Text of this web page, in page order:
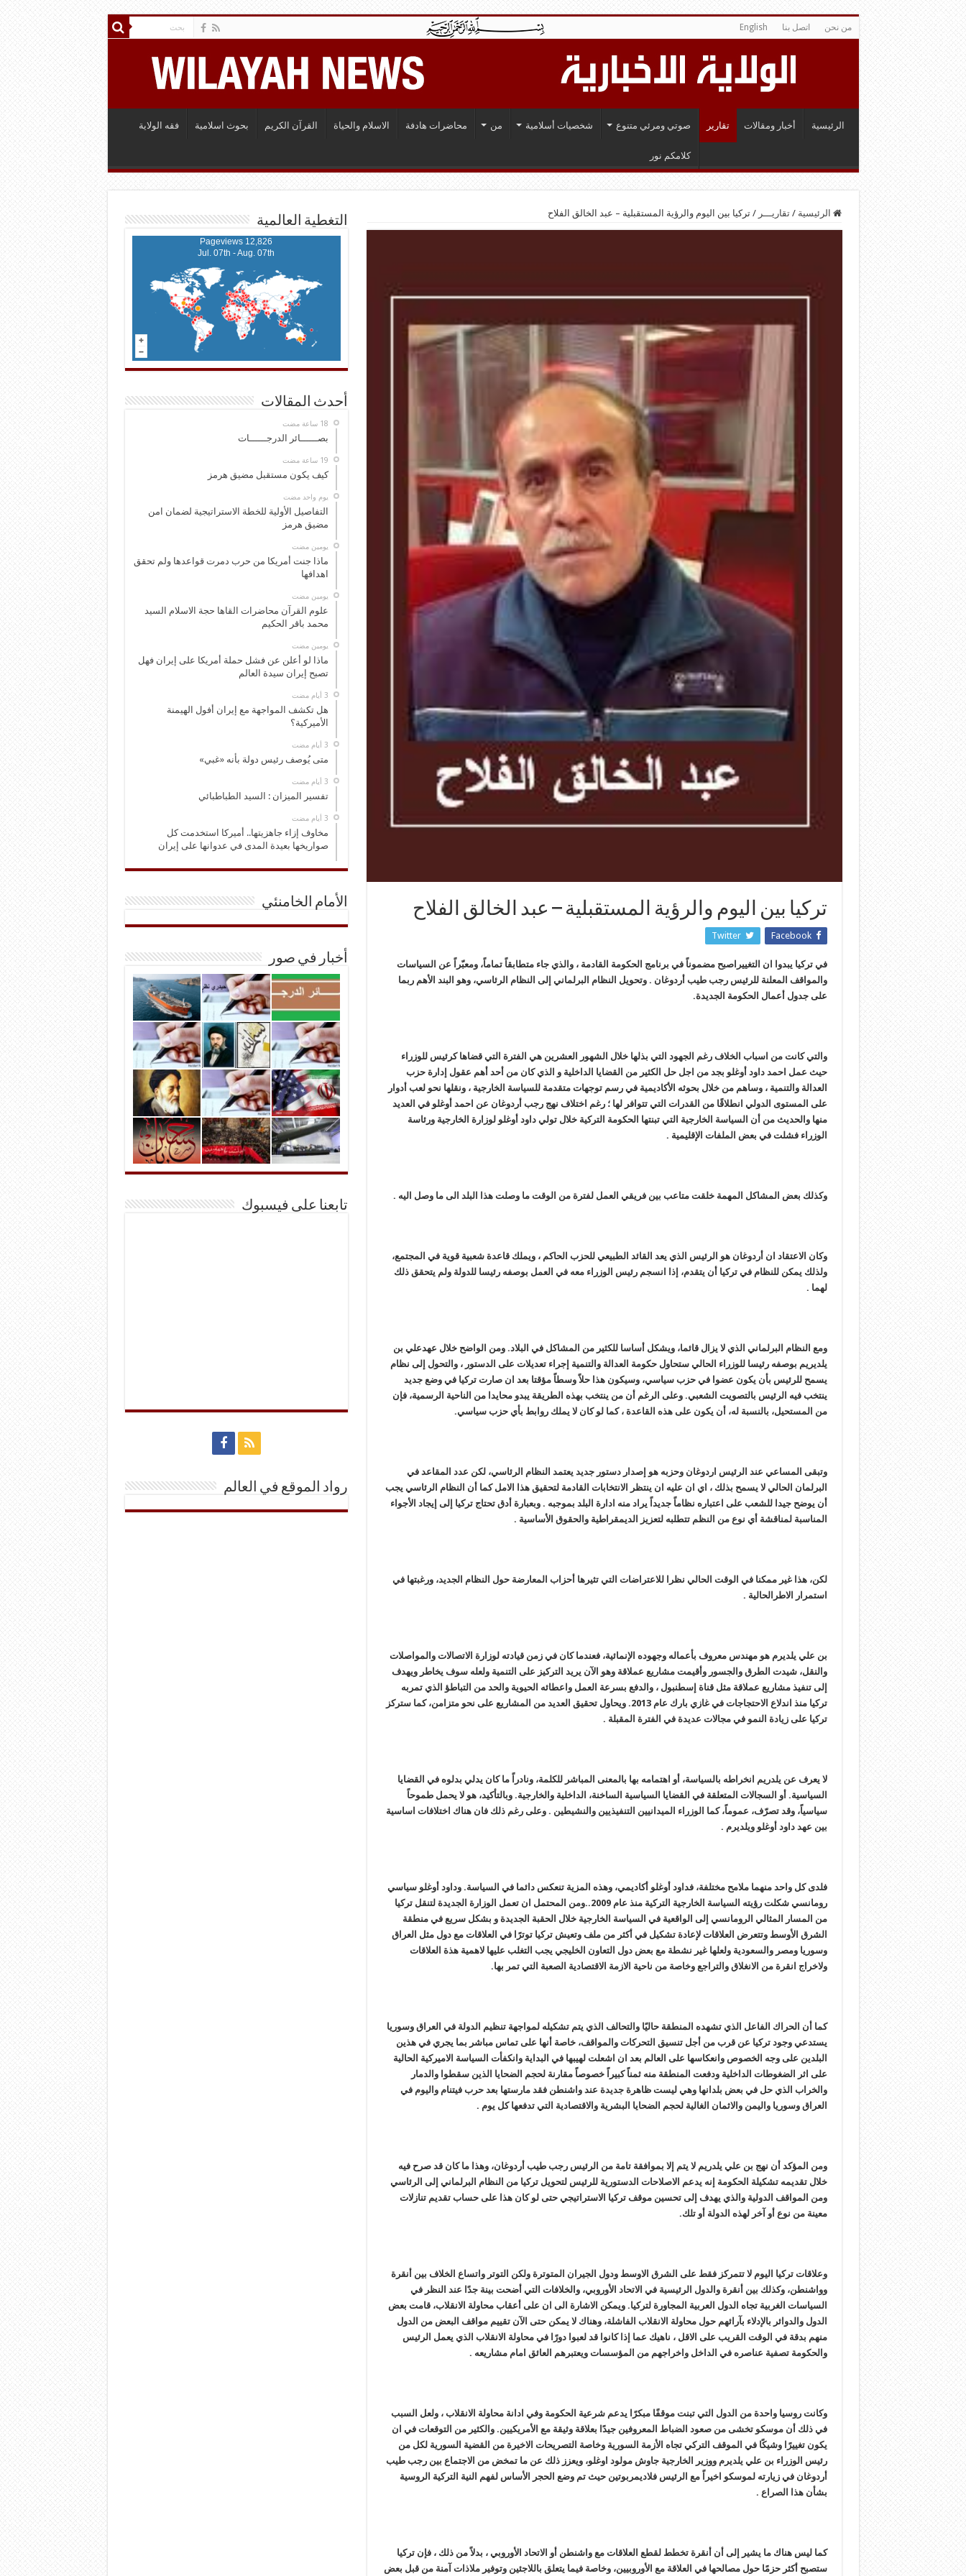
من نحن اتصل بنا English
الرئيسية أخبار ومقالات تقارير صوتي ومرئي متنوع شخصيات أسلامية من محاضرات هادفة الاسلام والحياة القرآن الكريم بحوث اسلامية فقه الولاية
كلامكم نور
الرئيسية / تقاريـــر / تركيا بين اليوم والرؤية المستقبلية – عبد الخالق الفلاح
تركيا بين اليوم والرؤية المستقبلية – عبد الخالق الفلاح
Facebook
Twitter
في تركيا يبدوا ان التغييراصبح مضموناً في برنامج الحكومة القادمة ، والذي جاء متطابقاً تماماً، ومعبّراً عن السياسات
والمواقف المعلنة للرئيس رجب طيب أردوغان . وتحويل النظام البرلماني إلى النظام الرئاسي، وهو البند الأهم ربما
على جدول أعمال الحكومة الجديدة.
والتي كانت من اسباب الخلاف رغم الجهود التي بذلها خلال الشهور العشرين هي الفترة التي قضاها كرئيس للوزراء
حيث عمل احمد داود أوغلو بجد من اجل حل الكثير من القضايا الداخلية و الذي كان من أحد أهم عقول إدارة حزب
العدالة والتنمية ، وساهم من خلال بحوثه الأكاديمية في رسم توجهات متقدمة للسياسة الخارجية ، ونقلها نحو لعب أدوار
على المستوى الدولي انطلاقًا من القدرات التي تتوافر لها ؛ رغم اختلاف نهج رجب أردوغان عن احمد أوغلو في العديد
منها والحديث من أن السياسة الخارجية التي تبنتها الحكومة التركية خلال تولي داود أوغلو لوزارة الخارجية ورئاسة
الوزراء فشلت في بعض الملفات الإقليمية .
وكذلك بعض المشاكل المهمة خلقت متاعب بين فريقي العمل لفترة من الوقت ما وصلت هذا البلد الى ما وصل اليه .
وكان الاعتقاد ان أردوغان هو الرئيس الذي يعد القائد الطبيعي للحزب الحاكم ، ويملك قاعدة شعبية قوية في المجتمع،
ولذلك يمكن للنظام في تركيا أن يتقدم، إذا انسجم رئيس الوزراء معه في العمل بوصفه رئيسا للدولة ولم يتحقق ذلك
لهما .
ومع النظام البرلماني الذي لا يزال قائما، ويشكل أساسا للكثير من المشاكل في البلاد. ومن الواضح خلال عهدعلي بن
يلديريم بوصفه رئيسا للوزراء الحالي ستحاول حكومة العدالة والتنمية إجراء تعديلات على الدستور ، والتحول إلى نظام
يسمح للرئيس بأن يكون عضوا في حزب سياسي، وسيكون هذا حلاً وسطاً مؤقتا بعد ان صارت تركيا في وضع جديد
ينتخب فيه الرئيس بالتصويت الشعبي. وعلى الرغم أن من ينتخب بهذه الطريقة يبدو محايدا من الناحية الرسمية، فإن
من المستحيل، بالنسبة له، أن يكون على هذه القاعدة ، كما لو كان لا يملك روابط بأي حزب سياسي.
وتبقى المساعي عند الرئيس اردوغان وحزبه هو إصدار دستور جديد يعتمد النظام الرئاسي، لكن عدد المقاعد في
البرلمان الحالي لا يسمح بذلك ، اي ان عليه ان ينتظر الانتخابات القادمة لتحقيق هذا الامل كما أن النظام الرئاسي يجب
أن يوضح جيدا للشعب على اعتباره نظاماً جديداً يراد منه ادارة البلد بموجبه . وبعبارة أدق تحتاج تركيا إلى إيجاد الأجواء
المناسبة لمناقشة أي نوع من النظم تتطلبه لتعزيز الديمقراطية والحقوق الأساسية .
لكن، هذا غير ممكنا في الوقت الحالي نظرا للاعتراضات التي تثيرها أحزاب المعارضة حول النظام الجديد، ورغبتها في
استمرار الاطرالحالية .
بن علي يلديرم هو مهندس معروف بأعماله وجهوده الإنمائية، فعندما كان في زمن قيادته لوزارة الاتصالات والمواصلات
والنقل، شيدت الطرق والجسور وأقيمت مشاريع عملاقة وهو الآن يريد التركيز على التنمية ولعله سوف يخاطر ويهدف
إلى تنفيذ مشاريع عملاقة مثل قناة إسطنبول ، والدفع بسرعة العمل واعطائه الحيوية والحد من التباطؤ الذي تمربه
تركيا منذ اندلاع الاحتجاجات في غازي بارك عام 2013. ويحاول تحقيق العديد من المشاريع على نحو متزامن، كما ستركز
تركيا على زيادة النمو في مجالات عديدة في الفترة المقبلة .
لا يعرف عن يلدريم انخراطه بالسياسة، أو اهتمامه بها بالمعنى المباشر للكلمة، ونادراً ما كان يدلي بدلوه في القضايا
السياسية. أو السجالات المتعلقة في القضايا السياسية الساخنة، الداخلية والخارجية. وبالتأكيد، هو لا يحمل طموحاً
سياسياً، وقد تصرّف، عموماً، كما الوزراء الميدانيين التنفيذيين والنشيطين . وعلى رغم ذلك فان هناك اختلافات اساسية
بين عهد داود أوغلو ويلديرم .
فلدى كل واحد منهما ملامح مختلفة، فداود أوغلو أكاديمي، وهذه المزية تنعكس دائما في السياسة. وداود أوغلو سياسي
رومانسي شكلت رؤيته السياسة الخارجية التركية منذ عام 2009..ومن المحتمل ان تعمل الوزارة الجديدة لتنقل تركيا
من المسار المثالي الرومانسي إلى الواقعية في السياسة الخارجية خلال الحقبة الجديدة و بشكل سريع في منطقة
الشرق الأوسط وتتعرض العلاقات لإعادة تشكيل في أكثر من ملف وتعيش تركيا توترًا في العلاقات مع دول مثل العراق
وسوريا ومصر والسعودية ولعلها غير نشطة مع بعض دول التعاون الخليجي يجب التغلب عليها لاهمية هذة العلاقات
ولاخراج انقرة من الانغلاق والتراجع وخاصة من ناحية الازمة الاقتصادية الصعبة التي تمر بها.
كما أن الحراك الفاعل الذي تشهده المنطقة حاليًا والتحالف الذي يتم تشكيله لمواجهة تنظيم الدولة في العراق وسوريا
يستدعي وجود تركيا عن قرب من أجل تنسيق التحركات والمواقف، خاصة أنها على تماس مباشر بما يجري في هذين
البلدين على وجه الخصوص وانعكاسها على العالم بعد ان اشعلت لهيبها في البداية وانكفأت السياسة الاميركية الحالية
على اثر الضغوطات الداخلية ودفعت المنطقة منه ثمناً كبيراً خصوصاً مقارنة لحجم الضحايا الذين سقطوا والدمار
والخراب الذي حل في بعض بلدانها وهي ليست ظاهرة جديدة عند واشنطن فقد مارستها بعد حرب فيتنام واليوم في
العراق وسوريا واليمن والاثمان الغالية لحجم الضحايا البشرية والاقتصادية التي تدفعها كل يوم .
ومن المؤكد أن نهج بن علي يلدريم لا يتم إلا بموافقة تامة من الرئيس رجب طيب أردوغان، وهذا ما كان قد صرح فيه
خلال تقديمه تشكيلة الحكومة إنه يدعم الاصلاحات الدستورية للرئيس لتحويل تركيا من النظام البرلماني إلى الرئاسي
ومن المواقف الدولية والذي يهدف إلى تحسين موقف تركيا الاستراتيجي حتى لو كان هذا على حساب تقديم تنازلات
معينة من نوع أو آخر لهذه الدولة أو تلك.
وعلاقات تركيا اليوم لا تتمركز فقط على الشرق الاوسط ودول الجيران المتوترة ولكن التوتر واتساع الخلاف بين أنقرة
وواشنطن، وكذلك بين أنقرة والدول الرئيسية في الاتحاد الأوروبي، والخلافات التي أضحت بينة جدًا عند النظر في
السياسات الغربية تجاه الدول العربية المجاورة لتركيا. ويمكن الاشارة الى ان على أعقاب محاولة الانقلاب، قامت بعض
الدول والدوائر بالإدلاء بآرائهم حول محاولة الانقلاب الفاشلة، وهناك لا يمكن حتى الآن تقييم مواقف البعض من الدول
منهم بدقة في الوقت القريب على الاقل ، ناهيك عما إذا كانوا قد لعبوا دورًا في محاولة الانقلاب الذي يعمل الرئيس
والحكومة تصفية عناصره في الداخل واخراجهم من المؤسسات ويعتبرهم العائق امام مشاريعه .
وكانت روسيا واحدة من الدول التي تبنت موقفًا مبكرًا يدعم شرعية الحكومة وفي ادانة محاولة الانقلاب ، ولعل السبب
في ذلك أن موسكو تخشى من صعود الضباط المعروفين جيدًا بعلاقة وثيقة مع الأمريكيين. والكثير من التوقعات في ان
يكون تغييرًا وشيكًا في الموقف التركي تجاه الأزمة السورية وخاصة التصريحات الاخيرة من القضية السورية لكل من
رئيس الوزراء بن علي يلديرم ووزير الخارجية جاوش مولود اوغلو، ويعزز ذلك عن ما تمخض من الاجتماع بين رجب طيب
أردوغان في زيارته لموسكو اخيراً مع الرئيس فلاديمربوتين حيث تم وضع الحجر الأساس لفهم النية التركية الروسية
بشأن هذا الصراع .
كما ليس هناك ما يشير إلى أن أنقرة تخطط لقطع العلاقات مع واشنطن أو الاتحاد الأوروبي ، بدلاً من ذلك ، فإن تركيا
ستصبح أكثر حزمًا حول مصالحها في العلاقة مع الأوروبيين، وخاصة فيما يتعلق باللاجئين وتوفير ملاذات آمنة من قبل بعض
التغطية العالمية
12,826 Pageviews
Jul. 07th - Aug. 07th
أحدث المقالات
بصــــــائر الدرجــــــات
كيف يكون مستقبل مضيق هرمز
‏يوم واحد مضت
التفاصيل الأولية للخطة الاستراتيجية لضمان امن
مضيق هرمز
‏يومين مضت
ماذا جنت أمريكا من حرب دمرت قواعدها ولم تحقق
اهدافها
‏يومين مضت
علوم القرآن محاضرات القاها حجة الاسلام السيد
محمد باقر الحكيم
‏يومين مضت
ماذا لو أعلن عن فشل حملة أمريكا على إيران فهل
تصبح إيران سيدة العالم
هل تكشف المواجهة مع إيران أفول الهيمنة
الأميركية؟
متى يُوصف رئيس دولة بأنه «غبي»
تفسير الميزان : السيد الطباطبائي
مخاوف إزاء جاهزيتها.. أميركا استخدمت كل
صواريخها بعيدة المدى في عدوانها على إيران
الأمام الخامنئي
أخبار في صور
تابعنا على فيسبوك
رواد الموقع في العالم